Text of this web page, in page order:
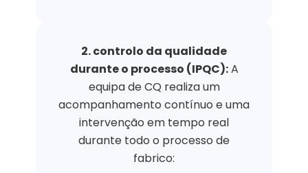
2. controlo da qualidade
durante o processo (IPQC):A
equipa de CQ realiza um
acompanhamento contínuo e uma
intervenção em tempo real
durante todo o processo de
fabrico: